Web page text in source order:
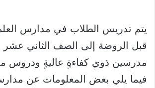
يتم تدريس الطلاب في مدارس العلم
قبل الروضة إلى الصف الثاني
مدرسين ذوي كفاءةٍ عاليةٍ ودروس
فيما يلي بعض المعلومات عن